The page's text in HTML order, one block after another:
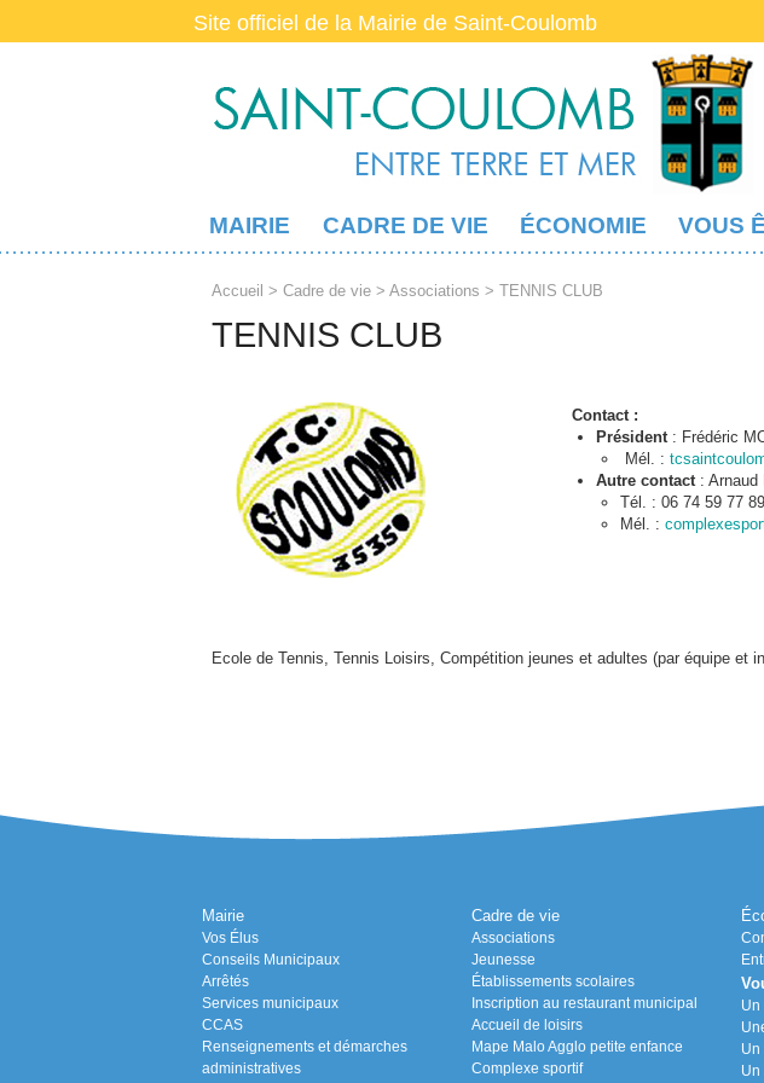
Site officiel de la Mairie de Saint-Coulomb
MAIRIE CADRE DE VIE ÉCONOMIE VOUS
Accueil > Cadre de vie > Associations > TENNIS CLUB
TENNIS CLUB
Contact :
Président : Frédéric
Mél. :
Autre contact : Arnaud
Tél. : 06 74 59 77
Mél. :
Ecole de Tennis, Tennis Loisirs, Compétition jeunes et adultes (par équipe et
Mairie
Vos Élus
Conseils Municipaux
Arrêtés
Services municipaux
CCAS
Renseignements et démarches
administratives
Cadre de vie
Associations
Jeunesse
Établissements scolaires
Inscription au restaurant municipal
Accueil de loisirs
Mape Malo Agglo petite enfance
Complexe sportif
Un
Un
Un